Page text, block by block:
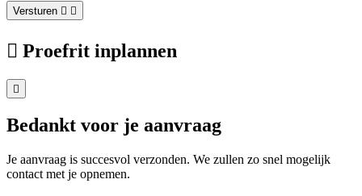
Versturen
Proefrit inplannen
Bedankt voor je aanvraag
Je aanvraag is succesvol verzonden. We zullen zo snel mogelijk
contact met je opnemen.